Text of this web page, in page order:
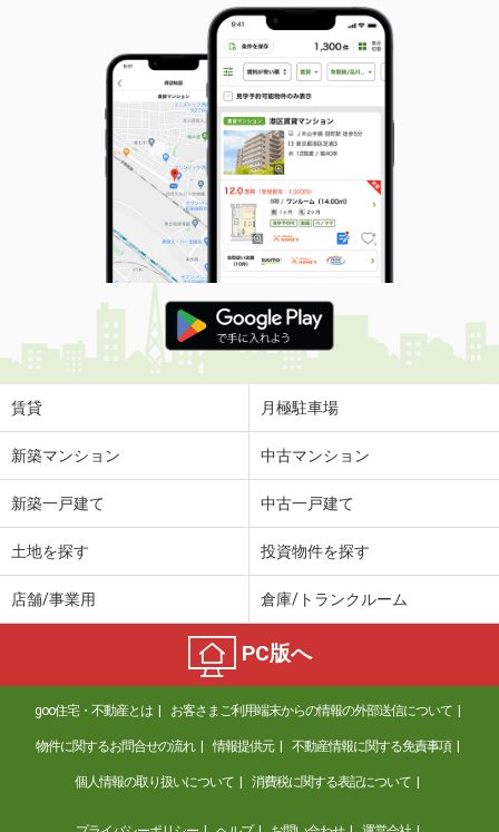
宮城県仙台市青葉区滝道
23.61m²
間取り
1K
宮城県塩竈市玉川１
価 格
5.60万円
住 所
宮城県塩竈市玉川１
専有面積 23.6m²
間取り
1K
宮城県仙台市宮城野区岩切字観音前
価 格
5.65万円
住 所
宮城県仙台市宮城野区岩切字観音前
専有面積
宮城県仙台市宮城野区五輪１
7.35万円
宮城県仙台市青葉区上杉１
7.80万円
住 所
宮城県仙台市青葉区上杉１
専有面積 30.64m²
間取り
1DK
宮城県仙台市青葉区上杉１
賃貸 月極駐車場
新築マンション 中古マンション
新築一戸建て 中古一戸建て
土地を探す 投資物件を探す
店舗/事業用 倉庫/トランクルーム
PC版へ
goo住宅・不動産とは お客さまご利用端末からの情報の外部送信について
物件に関するお問合せの流れ 情報提供元 不動産情報に関する免責事項
個人情報の取り扱いについて 消費税に関する表記について